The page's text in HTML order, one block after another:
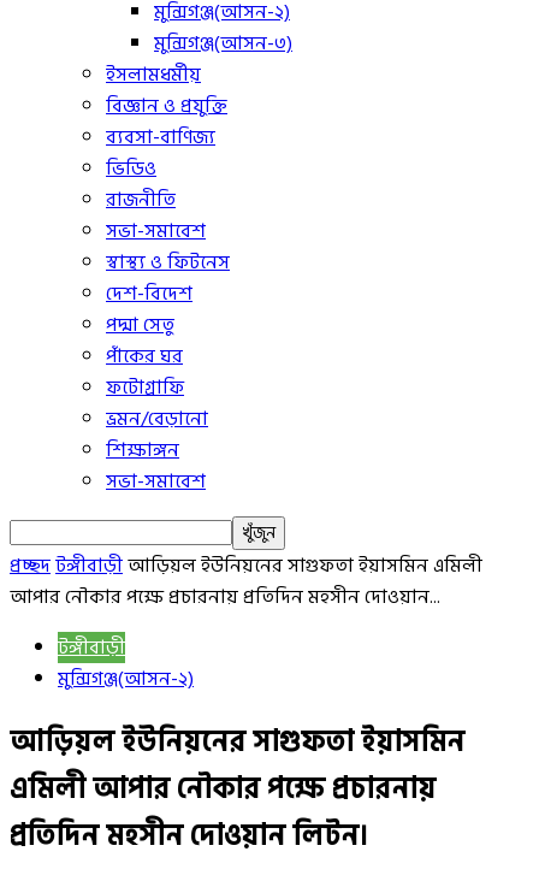
মুন্সিগঞ্জ(আসন-২)
মুন্সিগঞ্জ(আসন-৩)
ইসলামধর্মীয়
বিজ্ঞান ও প্রযুক্তি
ব্যবসা-বাণিজ্য
ভিডিও
রাজনীতি
সভা-সমাবেশ
স্বাস্থ্য ও ফিটনেস
দেশ-বিদেশ
পদ্মা সেতু
পাঁকের ঘর
ফটোগ্রাফি
ভ্রমন/বেড়ানো
শিক্ষাঙ্গন
সভা-সমাবেশ
প্রচ্ছদটঙ্গীবাড়ীআড়িয়ল ইউনিয়নের সাগুফতা ইয়াসমিন এমিলী
আপার নৌকার পক্ষে প্রচারনায় প্রতিদিন মহসীন দোওয়ান...
টঙ্গীবাড়ী
মুন্সিগঞ্জ(আসন-২)
আড়িয়ল ইউনিয়নের সাগুফতা ইয়াসমিন
এমিলী আপার নৌকার পক্ষে প্রচারনায়
প্রতিদিন মহসীন দোওয়ান লিটন।